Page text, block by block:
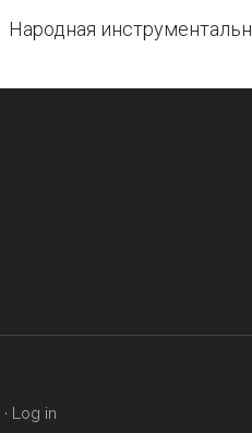
Народная
· Log in